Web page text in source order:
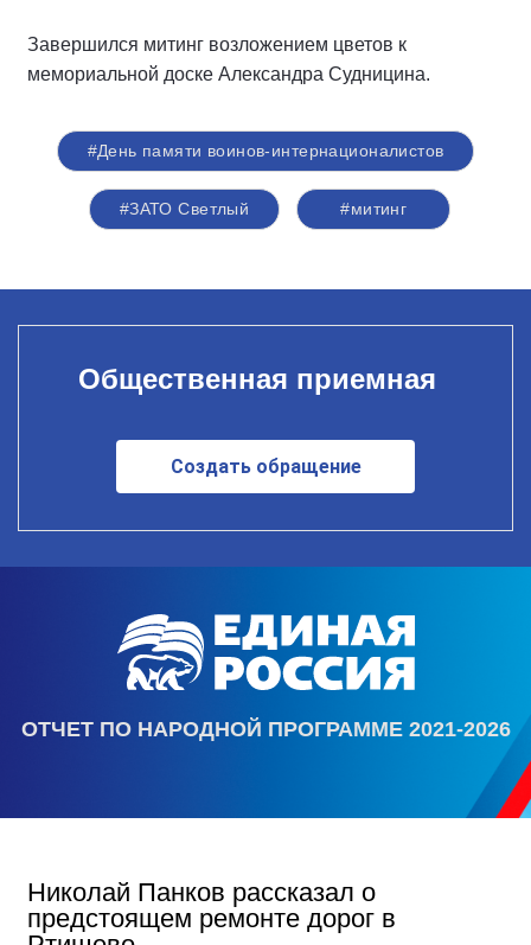
Завершился митинг возложением цветов к
мемориальной доске Александра Судницина.
#День памяти воинов-интернационалистов
#ЗАТО Светлый #митинг
Общественная приемная
Создать обращение
ОТЧЕТ ПО НАРОДНОЙ ПРОГРАММЕ 2021-2026
Николай Панков рассказал о
предстоящем ремонте дорог в